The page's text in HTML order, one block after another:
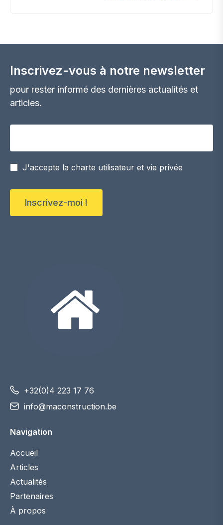
Inscrivez-vous à notre newsletter
pour rester informé des dernières actualités et
articles.
J'accepte la charte utilisateur et vie privée
Inscrivez-moi !
+32(0)4 223 17 76
info@maconstruction.be
Navigation
Accueil
Articles
Actualités
Partenaires
À propos